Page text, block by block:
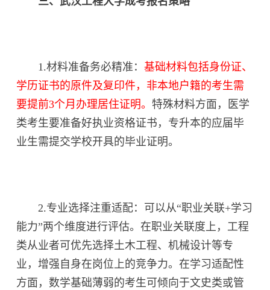
1.材料准备务必精准：基础材料包括身份证、
学历证书的原件及复印件，非本地户籍的考生需
要提前3个月办理居住证明。特殊材料方面，医学
类考生要准备好执业资格证书，专升本的应届毕
业生需提交学校开具的毕业证明。
2.专业选择注重适配：可以从“职业关联+学习
能力”两个维度进行评估。在职业关联度上，工程
类从业者可优先选择土木工程、机械设计等专
业，增强自身在岗位上的竞争力。在学习适配性
方面，数学基础薄弱的考生可倾向于文史类或管